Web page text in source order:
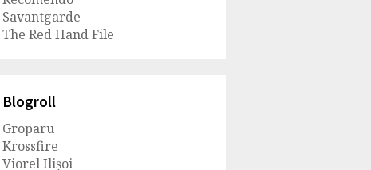
Savantgarde
The Red Hand File
Blogroll
Groparu
Krossfire
Viorel Ilișoi